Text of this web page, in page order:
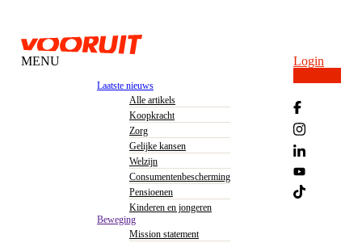
MENU
Laatste nieuws
Alle artikels
Koopkracht
Zorg
Gelijke kansen
Welzijn
Consumentenbescherming
Pensioenen
Kinderen en jongeren
Beweging
Mission statement
Login